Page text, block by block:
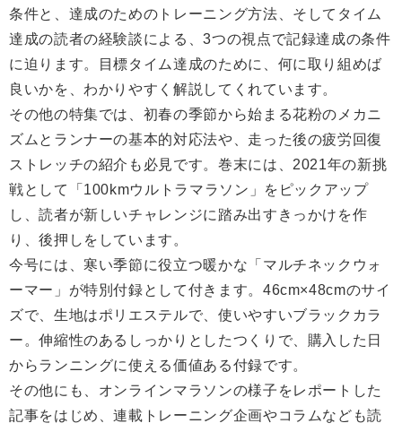
条件と、達成のためのトレーニング方法、そしてタイム
達成の読者の経験談による、3つの視点で記録達成の条件
に迫ります。目標タイム達成のために、何に取り組めば
良いかを、わかりやすく解説してくれています。
その他の特集では、初春の季節から始まる花粉のメカニ
ズムとランナーの基本的対応法や、走った後の疲労回復
ストレッチの紹介も必見です。巻末には、2021年の新挑
戦として「100kmウルトラマラソン」をピックアップ
し、読者が新しいチャレンジに踏み出すきっかけを作
り、後押しをしています。
今号には、寒い季節に役立つ暖かな「マルチネックウォ
ーマー」が特別付録として付きます。46cm×48cmのサイ
ズで、生地はポリエステルで、使いやすいブラックカラ
ー。伸縮性のあるしっかりとしたつくりで、購入した日
からランニングに使える価値ある付録です。
その他にも、オンラインマラソンの様子をレポートした
記事をはじめ、連載トレーニング企画やコラムなども読